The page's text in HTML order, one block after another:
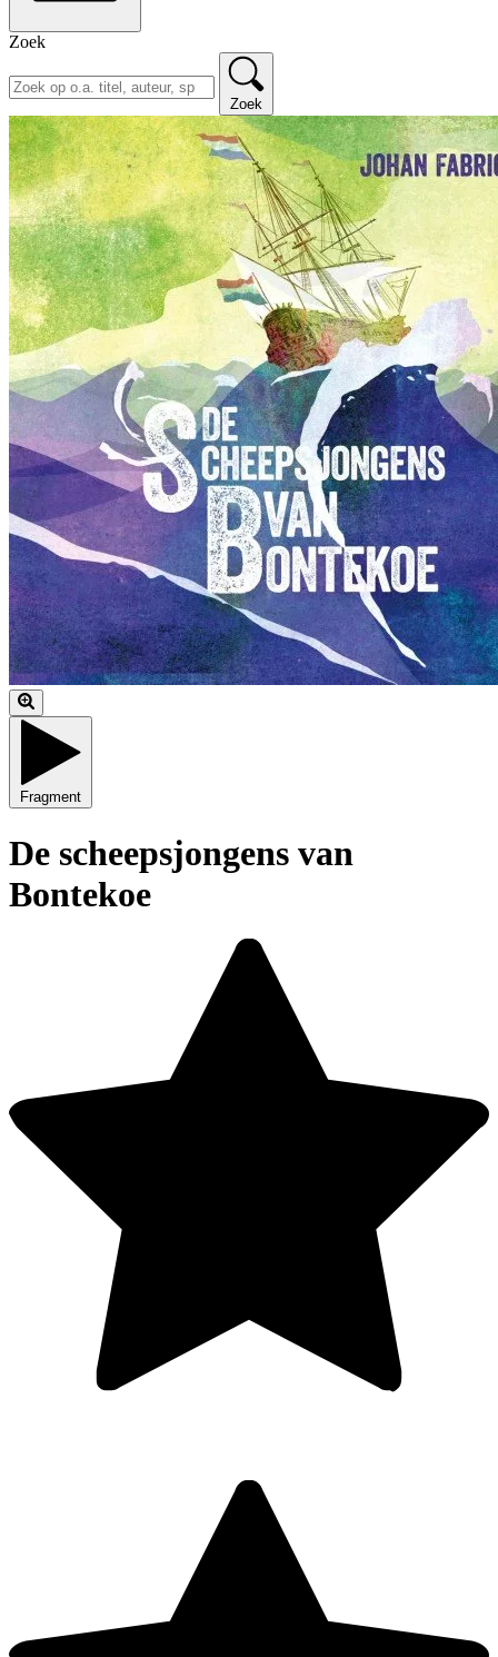
Zoek
Zoek
Fragment
De scheepsjongens van
Bontekoe